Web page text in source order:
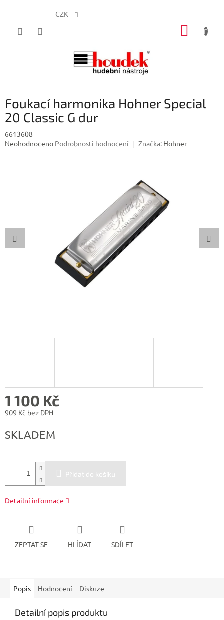
CZK
Foukací harmonika Hohner Special
20 Classic G dur
6613608
Průměrné
Neohodnoceno Podrobnosti hodnocení Značka: Hohner
1 100 Kč
909 Kč bez DPH
cena:
SKLADEM
Přidat do košíku
Detailní informace
ZEPTAT SE HLÍDAT SDÍLET
Popis Hodnocení Diskuze
Detailní popis produktu